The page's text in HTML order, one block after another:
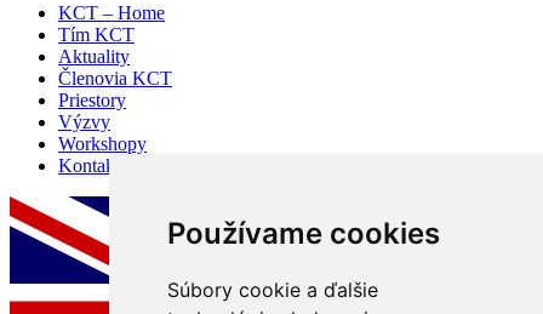
Používame cookies
Súbory cookie a ďalšie
KCT – Home
Tím KCT
Aktuality
Členovia KCT
Priestory
Výzvy
Workshopy
Kontakt